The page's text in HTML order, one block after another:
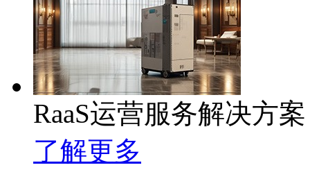
RaaS运营服务解决方案
了解更多